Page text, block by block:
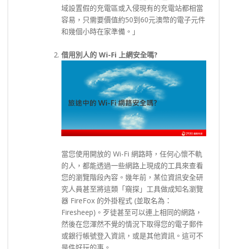
域設置假的充電區或入侵現有的充電站都相當
容易，只需要價值約50到60元澳幣的電子元件
和幾個小時在家準備。」
借用別人的 Wi-Fi 上網安全嗎?
當您使用開放的 Wi-Fi 網路時，任何心懷不軌
的人，都能透過一些網路上現成的工具來查看
您的瀏覽階段內容。幾年前，某位資訊安全研
究人員甚至將這類「窺探」工具做成知名瀏覽
器 FireFox 的外掛程式 (並取名為：
Firesheep)。歹徒甚至可以連上相同的網路，
然後在您渾然不覺的情況下取得您的電子郵件
或銀行帳號登入資訊，或是其他資訊。這可不